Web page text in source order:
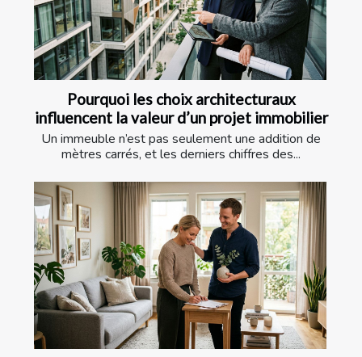
Pourquoi les choix architecturaux
influencent la valeur d’un projet immobilier
Un immeuble n’est pas seulement une addition de
mètres carrés, et les derniers chiffres des...